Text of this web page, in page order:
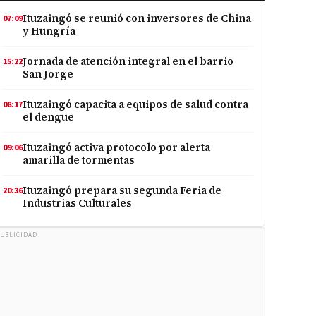
07:09Ituzaingó se reunió con inversores de China
y Hungría
15:22Jornada de atención integral en el barrio
San Jorge
08:17Ituzaingó capacita a equipos de salud contra
el dengue
09:06Ituzaingó activa protocolo por alerta
amarilla de tormentas
20:36Ituzaingó prepara su segunda Feria de
Industrias Culturales